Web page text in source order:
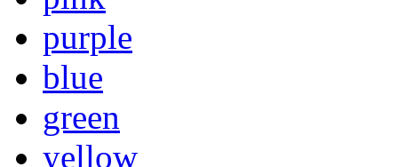
purple
blue
green
yellow